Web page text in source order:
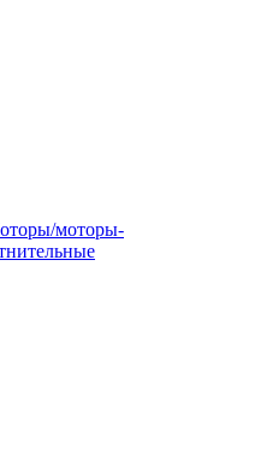
моторы-